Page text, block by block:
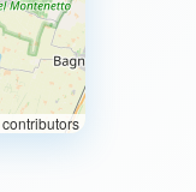
contributors